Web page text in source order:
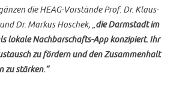
die HEAG-Vorstände Prof. Dr. Klaus-
Dr. Markus Hoschek, „ die Darmstadt im
lokale Nachbarschafts-App konzipiert. Ihr
zu fördern und den Zusammenhalt
zu stärken.“